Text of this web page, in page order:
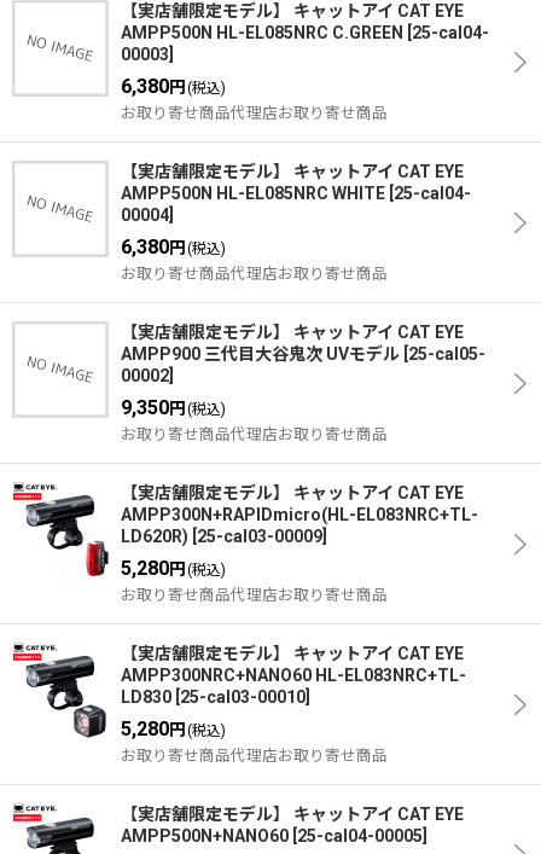
【実店舗限定モデル】 キャットアイ CAT EYE
AMPP500N HL-EL085NRC C.GREEN
25-cal04-
00003
6,380円 (税込)
お取り寄せ商品代理店お取り寄せ商品
【実店舗限定モデル】 キャットアイ CAT EYE
AMPP500N HL-EL085NRC WHITE 25-cal04-
00004
6,380円 (税込)
お取り寄せ商品代理店お取り寄せ商品
【実店舗限定モデル】 キャットアイ CAT EYE
AMPP900 三代目大谷鬼次 UVモデル 25-cal05-
00002
9,350円 (税込)
お取り寄せ商品代理店お取り寄せ商品
【実店舗限定モデル】 キャットアイ CAT EYE
AMPP300N+RAPIDmicro(HL-EL083NRC+TL-
LD620R) 25-cal03-00009
5,280円 (税込)
お取り寄せ商品代理店お取り寄せ商品
【実店舗限定モデル】 キャットアイ CAT EYE
AMPP300NRC+NANO60 HL-EL083NRC+TL-
LD830 25-cal03-00010
5,280円 (税込)
お取り寄せ商品代理店お取り寄せ商品
【実店舗限定モデル】 キャットアイ CAT EYE
AMPP500N+NANO60 25-cal04-00005